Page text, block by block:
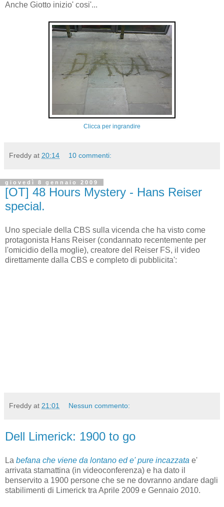
Anche Giotto inizio' cosi'...
Clicca per ingrandire
Freddy at 20:14 10 commenti:
giovedì 8 gennaio 2009
[OT] 48 Hours Mystery - Hans Reiser
special.
Uno speciale della CBS sulla vicenda che ha visto come
protagonista Hans Reiser (condannato recentemente per
l'omicidio della moglie), creatore del Reiser FS, il video
direttamente dalla CBS e completo di pubblicita':
Freddy at 21:01 Nessun commento:
Dell Limerick: 1900 to go
La befana che viene da lontano ed e' pure incazzata e'
arrivata stamattina (in videoconferenza) e ha dato il
benservito a 1900 persone che se ne dovranno andare dagli
stabilimenti di Limerick tra Aprile 2009 e Gennaio 2010.